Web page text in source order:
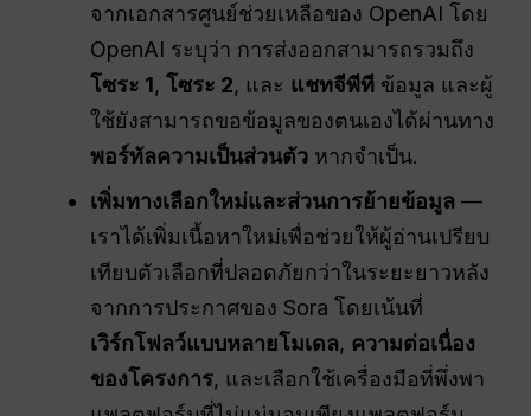
จากเอกสารศูนย์ช่วยเหลือของ OpenAI โดย
OpenAI ระบุว่า การส่งออกสามารถรวมถึง
โซระ 1,โซระ 2, และ แชทจีพีที ข้อมูล และผู้
ใช้ยังสามารถขอข้อมูลของตนเองได้ผ่านทาง
พอร์ทัลความเป็นส่วนตัว หากจำเป็น.
เพิ่มทางเลือกใหม่และส่วนการย้ายข้อมูล —
เราได้เพิ่มเนื้อหาใหม่เพื่อช่วยให้ผู้อ่านเปรียบ
เทียบตัวเลือกที่ปลอดภัยกว่าในระยะยาวหลัง
จากการประกาศของ Sora โดยเน้นที่
เวิร์กโฟลว์แบบหลายโมเดล, ความต่อเนื่อง
ของโครงการ, และเลือกใช้เครื่องมือที่พึ่งพา